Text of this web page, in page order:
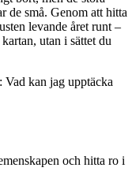
de små. Genom att hitta
levande året runt –
utan i sättet du
Vad kan jag upptäcka
och hitta ro i